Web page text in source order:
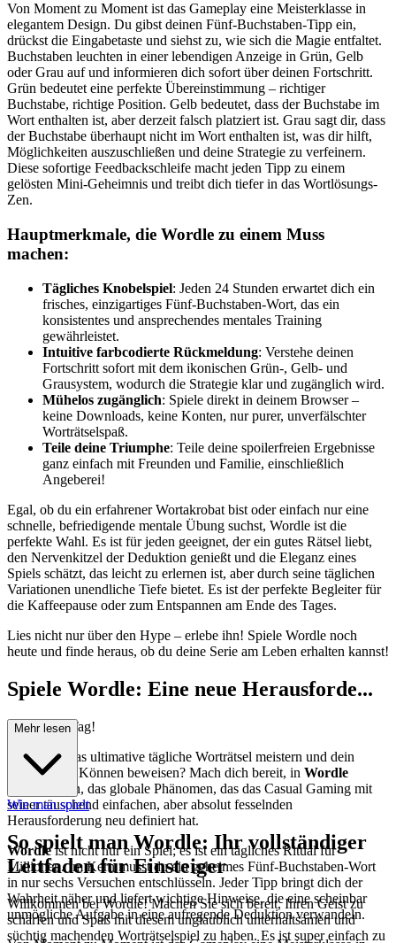
Von Moment zu Moment ist das Gameplay eine Meisterklasse in
elegantem Design. Du gibst deinen Fünf-Buchstaben-Tipp ein,
drückst die Eingabetaste und siehst zu, wie sich die Magie entfaltet.
Buchstaben leuchten in einer lebendigen Anzeige in Grün, Gelb
oder Grau auf und informieren dich sofort über deinen Fortschritt.
Grün bedeutet eine perfekte Übereinstimmung – richtiger
Buchstabe, richtige Position. Gelb bedeutet, dass der Buchstabe im
Wort enthalten ist, aber derzeit falsch platziert ist. Grau sagt dir, dass
der Buchstabe überhaupt nicht im Wort enthalten ist, was dir hilft,
Möglichkeiten auszuschließen und deine Strategie zu verfeinern.
Diese sofortige Feedbackschleife macht jeden Tipp zu einem
gelösten Mini-Geheimnis und treibt dich tiefer in das Wortlösungs-
Zen.
Hauptmerkmale, die Wordle zu einem Muss
machen:
Tägliches Knobelspiel: Jeden 24 Stunden erwartet dich ein
frisches, einzigartiges Fünf-Buchstaben-Wort, das ein
konsistentes und ansprechendes mentales Training
gewährleistet.
Intuitive farbcodierte Rückmeldung: Verstehe deinen
Fortschritt sofort mit dem ikonischen Grün-, Gelb- und
Grausystem, wodurch die Strategie klar und zugänglich wird.
Mühelos zugänglich: Spiele direkt in deinem Browser –
keine Downloads, keine Konten, nur purer, unverfälschter
Worträtselspaß.
Teile deine Triumphe: Teile deine spoilerfreien Ergebnisse
ganz einfach mit Freunden und Familie, einschließlich
Angeberei!
Egal, ob du ein erfahrener Wortakrobat bist oder einfach nur eine
schnelle, befriedigende mentale Übung suchst, Wordle ist die
perfekte Wahl. Es ist für jeden geeignet, der ein gutes Rätsel liebt,
den Nervenkitzel der Deduktion genießt und die Eleganz eines
Spiels schätzt, das leicht zu erlernen ist, aber durch seine täglichen
Variationen unendliche Tiefe bietet. Es ist der perfekte Begleiter für
die Kaffeepause oder zum Entspannen am Ende des Tages.
Lies nicht nur über den Hype – erlebe ihn! Spiele Wordle noch
heute und finde heraus, ob du deine Serie am Leben erhalten kannst!
Spiele Wordle: Eine neue Herausforde...
rung jeden Tag!
Kannst du das ultimative tägliche Worträtsel meistern und dein
sprachliches Können beweisen? Mach dich bereit, in Wordle
einzutauchen, das globale Phänomen, das das Casual Gaming mit
seiner täuschend einfachen, aber absolut fesselnden
Herausforderung neu definiert hat.
Wordleist nicht nur ein Spiel; es ist ein tägliches Ritual für
Millionen. Im Kern musst du ein geheimes Fünf-Buchstaben-Wort
in nur sechs Versuchen entschlüsseln. Jeder Tipp bringt dich der
Wahrheit näher und liefert wichtige Hinweise, die eine scheinbar
unmögliche Aufgabe in eine aufregende Deduktion verwandeln.
Mehr lesen
Wie man spielt
So spielt man Wordle: Ihr vollständiger
Leitfaden für Einsteiger
Willkommen bei Wordle! Machen Sie sich bereit, Ihren Geist zu
schärfen und Spaß mit diesem unglaublich unterhaltsamen und
süchtig machenden Worträtselspiel zu haben. Es ist super einfach zu